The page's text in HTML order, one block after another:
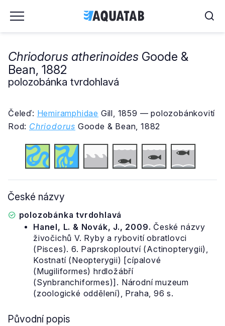
Chriodorus atherinoides Goode &
Bean, 1882
polozobánka tvrdohlavá
Čeleď: Hemiramphidae Gill, 1859 — polozobánkovití
Rod: Chriodorus Goode & Bean, 1882
České názvy
polozobánka tvrdohlavá
Hanel, L. & Novák, J., 2009. České názvy
živočichů V. Ryby a rybovití obratlovci
(Pisces). 6. Paprskoploutví (Actinopterygii),
Kostnatí (Neopterygii) [cípalové
(Mugiliformes) hrdložábří
(Synbranchiformes)]. Národní muzeum
(zoologické oddělení), Praha, 96 s.
Původní popis